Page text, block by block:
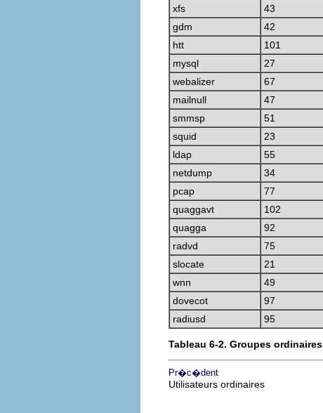
xfs
43
gdm
42
htt
101
mysql
27
webalizer
67
mailnull
47
smmsp
51
squid
23
ldap
55
netdump
34
pcap
77
quaggavt
102
quagga
92
radvd
75
slocate
21
wnn
49
dovecot
97
radiusd
95
Tableau 6-2. Groupes ordinaires
Pr�c�dent
Utilisateurs ordinaires